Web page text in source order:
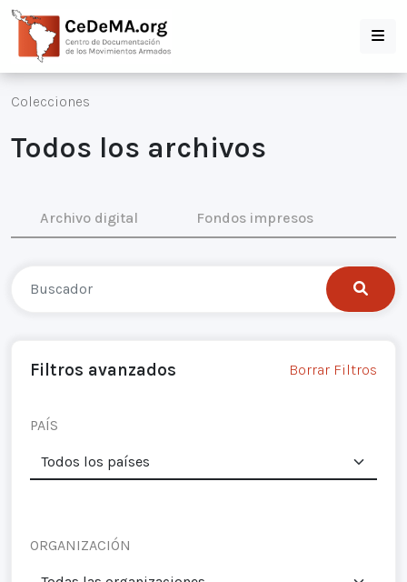
Colecciones
Todos los archivos
Archivo digital Fondos impresos
Filtros avanzados Borrar Filtros
PAÍS
ORGANIZACIÓN